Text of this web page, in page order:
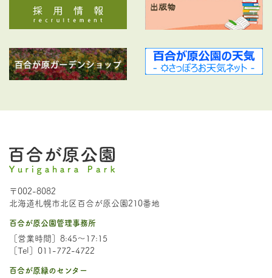
〒002-8082
北海道札幌市北区百合が原公園210番地
百合が原公園管理事務所
［営業時間］8:45～17:15
［Tel］011-772-4722
百合が原緑のセンター